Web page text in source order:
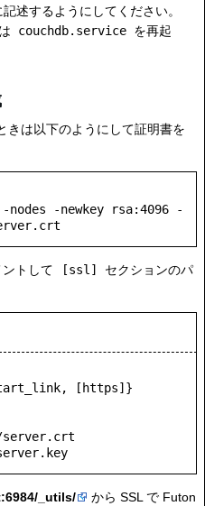
記述するようにしてください。
couchdb.service を再起
きは以下のようにして証明書を
-newkey rsa:4096 -
トして [ssl]
セクションのパ
[https]}
_utils/
から SSL で Futon